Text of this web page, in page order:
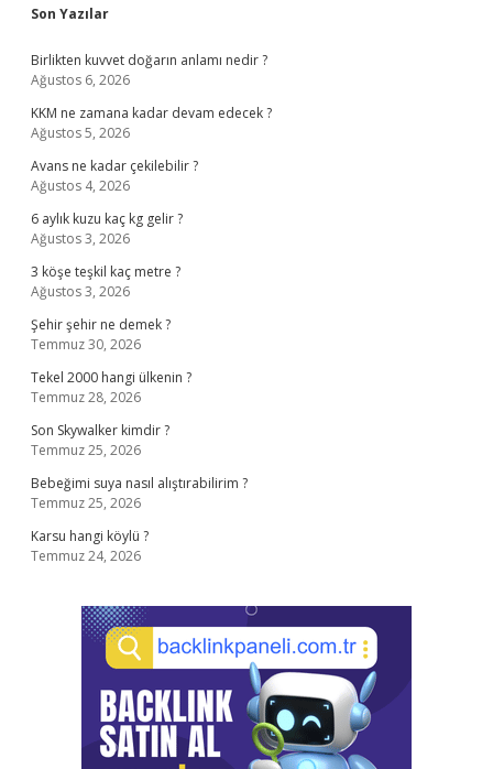
Sidebar
Son Yazılar
Birlikten kuvvet doğarın anlamı nedir ?
Ağustos 6, 2026
KKM ne zamana kadar devam edecek ?
Ağustos 5, 2026
Avans ne kadar çekilebilir ?
Ağustos 4, 2026
6 aylık kuzu kaç kg gelir ?
Ağustos 3, 2026
3 köşe teşkil kaç metre ?
Ağustos 3, 2026
Şehir şehir ne demek ?
Temmuz 30, 2026
Tekel 2000 hangi ülkenin ?
Temmuz 28, 2026
Son Skywalker kimdir ?
Temmuz 25, 2026
Bebeğimi suya nasıl alıştırabilirim ?
Temmuz 25, 2026
Karsu hangi köylü ?
Temmuz 24, 2026